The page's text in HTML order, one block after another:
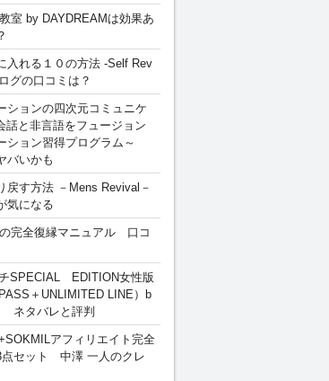
室 by DAYDREAMは効果あ
入れる１０の方法 -Self Rev
グの口コミは？
ションの四次元コミュニケ
話と非言語をフュージョン
ション習得プログラム～
バいかも
戻す方法 －Mens Revival－
気になる
完全復縁マニュアル 口コ
SPECIAL EDITION女性版
＋UNLIMITED LINE）b
ネタバレと評判
アフィリエイト完全
点セット 中澤 一人のクレ